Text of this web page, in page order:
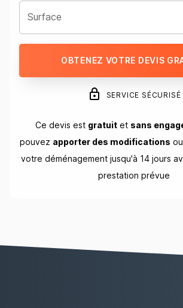
Surface
OBTENEZ VOTRE DEVIS
SERVICE SÉCURISÉ
Ce devis est gratuit et sans
pouvez apporter des modifications ou
votre déménagement jusqu'à 14 jours
prestation prévue